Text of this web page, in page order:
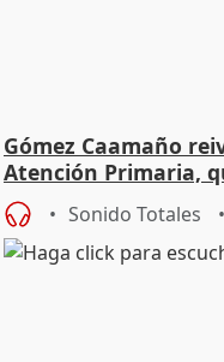
Gómez Caamaño
Atención Primaria,
Sonido Totales